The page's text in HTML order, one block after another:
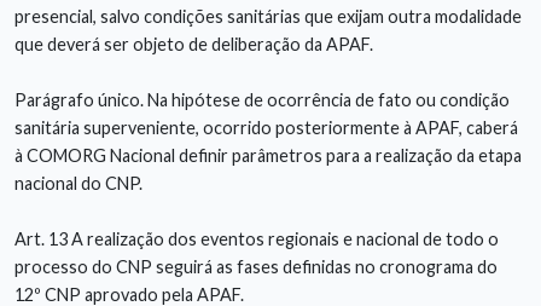
presencial, salvo condições sanitárias que exijam outra modalidade
que deverá ser objeto de deliberação da APAF.
Parágrafo único. Na hipótese de ocorrência de fato ou condição
sanitária superveniente, ocorrido posteriormente à APAF, caberá
à COMORG Nacional definir parâmetros para a realização da etapa
nacional do CNP.
Art. 13 A realização dos eventos regionais e nacional de todo o
processo do CNP seguirá as fases definidas no cronograma do
12º CNP aprovado pela APAF.